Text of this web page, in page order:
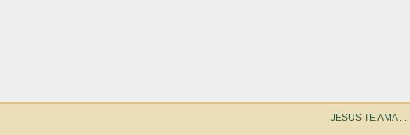
JESUS TE AMA . . . . .